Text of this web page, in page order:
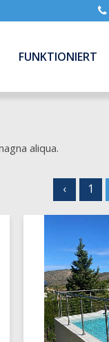
FUNKTIONIERT
aliqua.
‹ 1